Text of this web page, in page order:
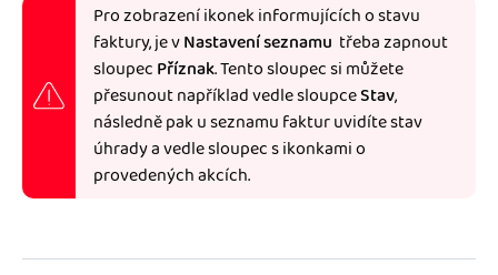
Pro zobrazení ikonek informujících o stavu
faktury,je vNastavení seznamu třeba zapnout
sloupec Příznak. Tento sloupec si můžete
přesunout například vedle sloupceStav,
následně pak u seznamu faktur uvidíte stav
úhrady a vedle sloupec s ikonkami o
provedených akcích.